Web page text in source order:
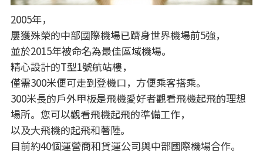
2005年，
屢獲殊榮的中部國際機場已躋身世界機場前5強，
並於2015年被命名為最佳區域機場。
精心設計的T型1號航站樓，
僅需300米便可走到登機口，方便乘客搭乘。
300米長的戶外甲板是飛機愛好者觀看飛機起飛的理想
場所。您可以觀看飛機起飛的準備工作，
以及大飛機的起飛和著陸。
目前約40個運營商和貨運公司與中部國際機場合作。